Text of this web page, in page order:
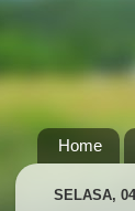
Home
SELASA,